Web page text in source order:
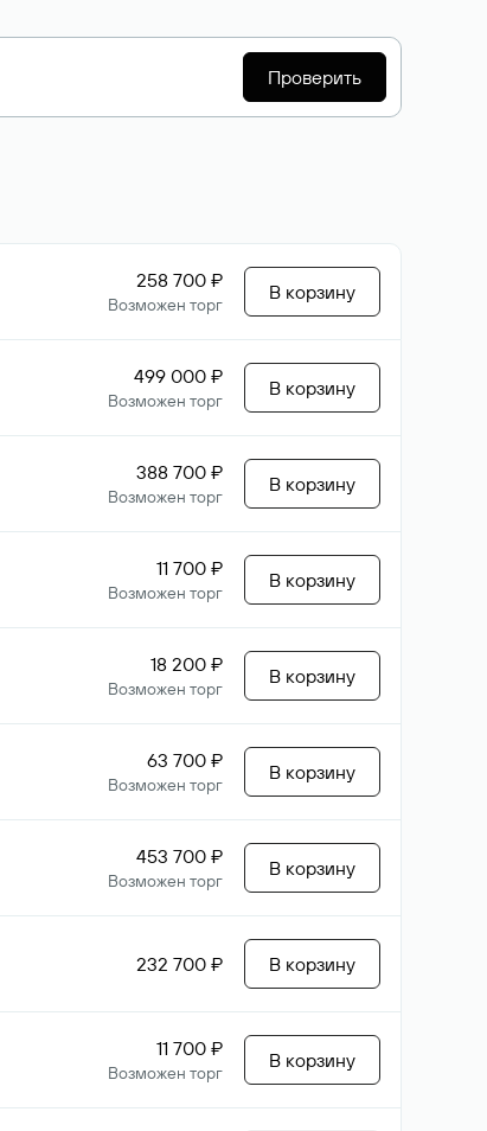
Проверить
258 700 ₽
Возможен торг
В корзину
499 000 ₽
Возможен торг
В корзину
388 700 ₽
Возможен торг
В корзину
11 700 ₽
Возможен торг
В корзину
18 200 ₽
Возможен торг
В корзину
63 700 ₽
Возможен торг
В корзину
453 700 ₽
Возможен торг
В корзину
232 700 ₽ В корзину
11 700 ₽
Возможен торг
В корзину